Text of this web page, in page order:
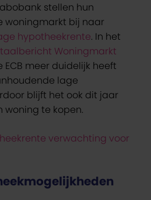
stellen hun
woningmarkt bij naar
hypotheekrente. In het
Woningmarkt
meer duidelijk heeft
lage
blijft het ook dit jaar
woning te kopen.
verwachting voor